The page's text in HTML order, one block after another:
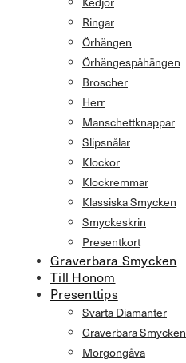
Ringar
Örhängen
Örhängespåhängen
Broscher
Herr
Manschettknappar
Slipsnålar
Klockor
Klockremmar
Klassiska Smycken
Smyckeskrin
Presentkort
Graverbara Smycken
Till Honom
Presenttips
Svarta Diamanter
Graverbara Smycken
Morgongåva